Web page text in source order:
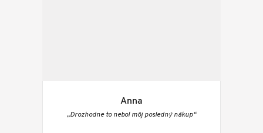
Anna
„Drozhodne to nebol môj posledný nákup“